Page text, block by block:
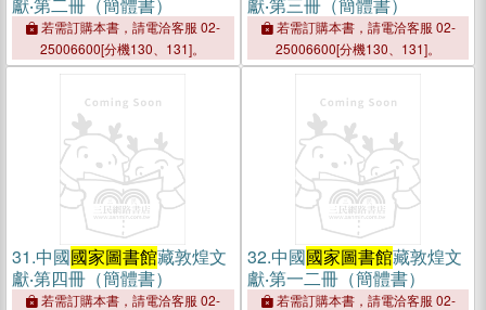
若需訂購本書，請電洽客服 02-
25006600[分機130、131]。
若需訂購本書，請電洽客服 02-
25006600[分機130、131]。
31.中國國家圖書館藏敦煌文
獻‧第四冊（簡體書）
若需訂購本書，請電洽客服 02-
32.中國國家圖書館藏敦煌文
獻‧第一二冊（簡體書）
若需訂購本書，請電洽客服 02-